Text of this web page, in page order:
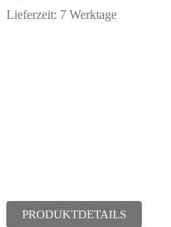
Lieferzeit: 7 Werktage
PRODUKTDETAILS